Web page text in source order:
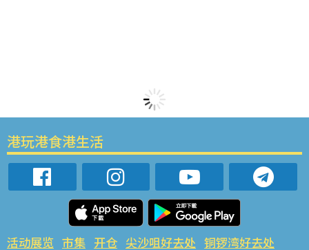
港玩港食港生活
活动展览 市集 开仓 尖沙咀好去处 铜锣湾好去处